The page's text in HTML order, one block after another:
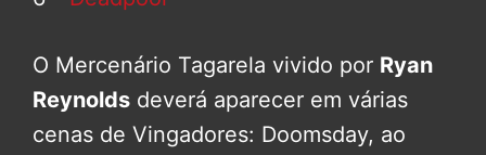
O Mercenário Tagarela vivido por Ryan
Reynolds deverá aparecer em várias
cenas de Vingadores: Doomsday, ao